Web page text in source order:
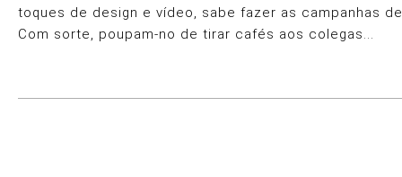
toques de design e vídeo, sabe fazer as campanhas
Com sorte, poupam-no de tirar cafés aos colegas...